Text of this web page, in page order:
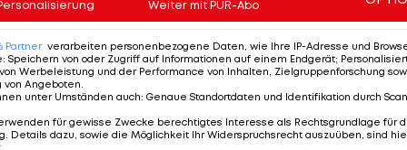
auch ein Grund: In seiner aktiven
schwierig, denn auch der vermeintliche Favorit und
kein Interesse an einer Rückkehr zu Sturm
Feldhoferist Sturm im Moment kein Thema.
Weiter mit PUR-Abo
Partner verarbeiten personenbezogene Daten, wie Ihre IP-Adresse und
: Speichern von oder Zugriff auf Informationen auf einem Endgerät;
Werbeleistung und der Performance von Inhalten, Zielgruppenforschung
von Angeboten
unter Umständen auch: Genaue Standortdaten und Identifikation durch
für gewisse Zwecke berechtigtes Interesse als Rechtsgrundlage für
Details dazu, sowie die Möglichkeit Ihr Widerspruchsrecht auszuüben, sind